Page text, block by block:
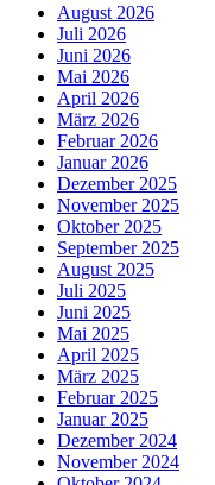
August 2026
Juli 2026
Juni 2026
Mai 2026
April 2026
März 2026
Februar 2026
Januar 2026
Dezember 2025
November 2025
Oktober 2025
September 2025
August 2025
Juli 2025
Juni 2025
Mai 2025
April 2025
März 2025
Februar 2025
Januar 2025
Dezember 2024
November 2024